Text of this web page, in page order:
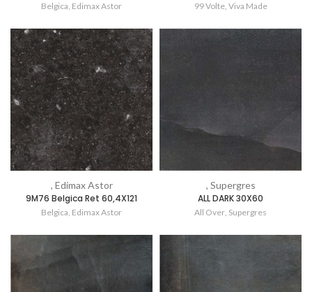
Belgica, Edimax Astor 99 Volte, Viva Made
, Edimax Astor
9M76 Belgica Ret 60,4X121
Belgica, Edimax Astor
, Supergres
ALL DARK 30X60
All Over, Supergres